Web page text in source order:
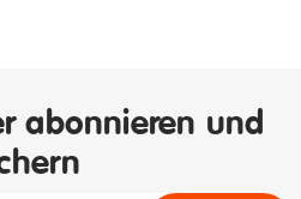
abonnieren und